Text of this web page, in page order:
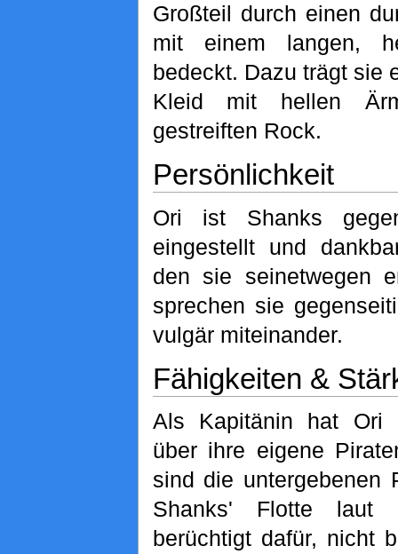
Großteil durch einen
mit einem langen,
bedeckt. Dazu trägt sie
Kleid mit hellen
gestreiften Rock.
Persönlichkeit
Ori ist Shanks
eingestellt und
den sie seinetwegen
sprechen sie
vulgär miteinander.
Fähigkeiten &
Als Kapitänin hat Ori
über ihre eigene
sind die untergebenen
Shanks' Flotte laut
berüchtigt dafür, nicht